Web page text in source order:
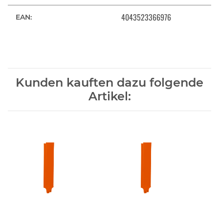
EAN: 4043523366976
Kunden kauften dazu folgende
Artikel: